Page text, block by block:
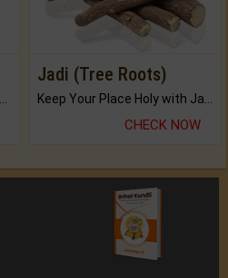
Jadi (Tree Roots)
CHECK NOW